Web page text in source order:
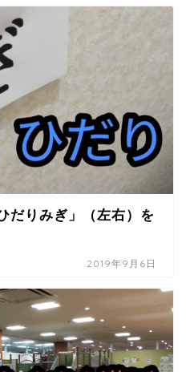
だりみぎ」（左右）を
2019年9月6日